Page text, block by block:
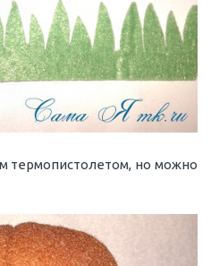
термопистолетом, но можно